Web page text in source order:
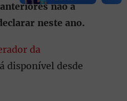
não a
neste ano.
da
disponível desde